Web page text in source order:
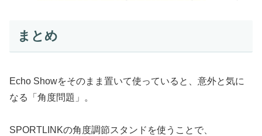
まとめ
Echo Showをそのまま置いて使っていると、意外と気に
なる「角度問題」。
SPORTLINKの角度調節スタンドを使うことで、